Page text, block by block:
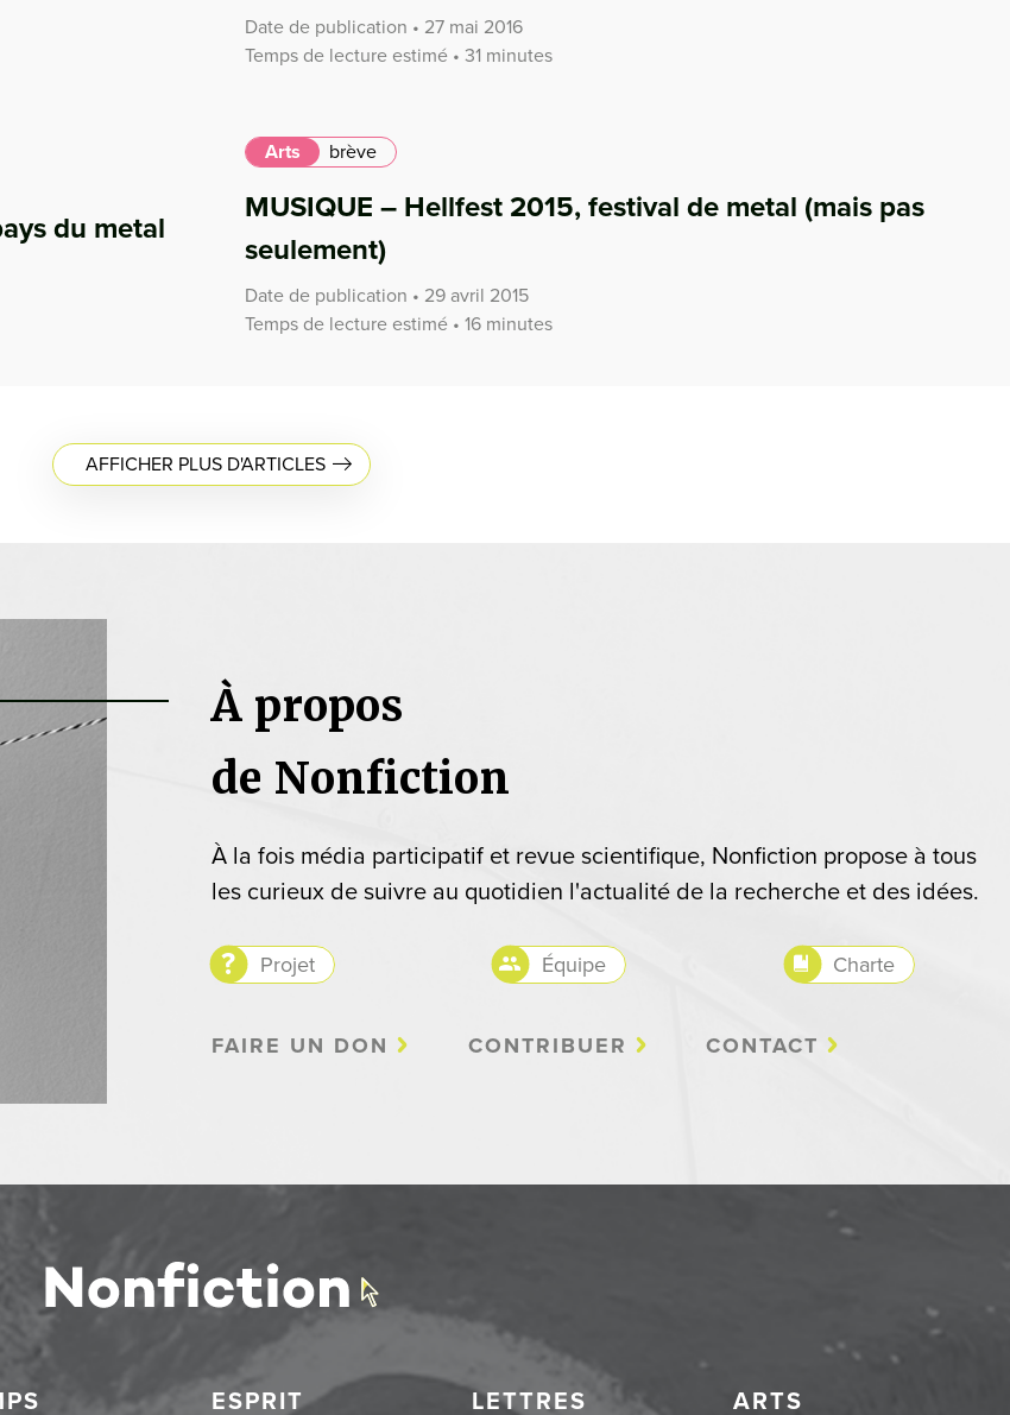
Date de publication • 27 mai 2016
Temps de lecture estimé • 31 minutes
du metal
Arts brève
MUSIQUE – Hellfest 2015, festival de metal (mais pas
seulement)
Date de publication • 29 avril 2015
Temps de lecture estimé • 16 minutes
AFFICHER PLUS D'ARTICLES
À propos
de Nonfiction
À la fois média participatif et revue scientifique, Nonfiction propose à tous
les curieux de suivre au quotidien l'actualité de la recherche et des idées.
Projet Équipe Charte
FAIRE UN DON CONTRIBUER CONTACT
ESPRIT LETTRES ARTS